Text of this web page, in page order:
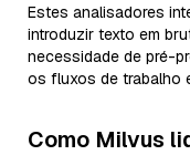
Estes analisadores
introduzir texto em
necessidade de pré-
os fluxos de trabalho
Como Milvus